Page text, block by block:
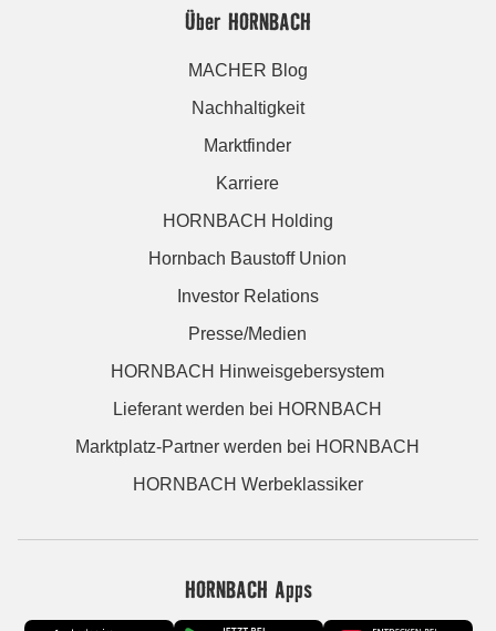
Über HORNBACH
MACHER Blog
Nachhaltigkeit
Marktfinder
Karriere
HORNBACH Holding
Hornbach Baustoff Union
Investor Relations
Presse/Medien
HORNBACH Hinweisgebersystem
Lieferant werden bei HORNBACH
Marktplatz-Partner werden bei HORNBACH
HORNBACH Werbeklassiker
HORNBACH Apps